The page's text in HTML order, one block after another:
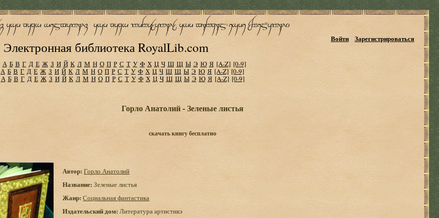
Электронная библиотека RoyalLib.com
Войти Зарегистрироваться
А Б В Г Д Е Ж З И Й К Л М Н О П Р С Т У Ф Х Ц Ч Ш Щ Ы Э Ю Я [A-Z] [0-9]
А Б В Г Д Е Ж З И Й К Л М Н О П Р С Т У Ф Х Ц Ч Ш Щ Ы Э Ю Я [A-Z] [0-9]
А Б В Г Д Е Ж З И Й К Л М Н О П Р С Т У Ф Х Ц Ч Ш Щ Ы Э Ю Я [A-Z] [0-9]
Горло Анатолий - Зеленые листья
скачать книгу бесплатно
Автор: Горло Анатолий
Название: Зеленые листья
Жанр: Социальная фантастика
Издательский дом: Литература артистикэ